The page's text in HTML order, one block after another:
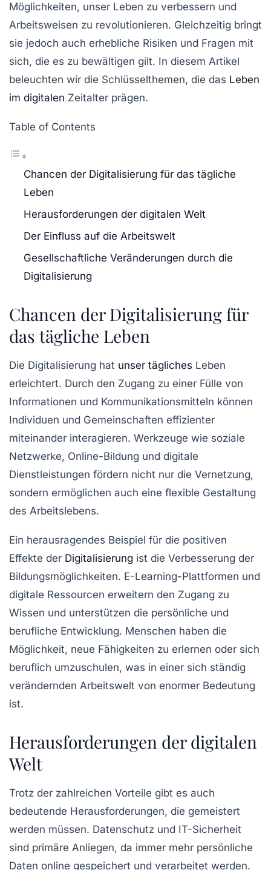
Möglichkeiten, unser Leben zu verbessern und
Arbeitsweisen zu revolutionieren. Gleichzeitig bringt
sie jedoch auch erhebliche Risiken und Fragen mit
sich, die es zu bewältigen gilt. In diesem Artikel
beleuchten wir die Schlüsselthemen, die das Leben
im digitalen Zeitalter prägen.
Table of Contents
Chancen der Digitalisierung für das tägliche
Leben
Herausforderungen der digitalen Welt
Der Einfluss auf die Arbeitswelt
Gesellschaftliche Veränderungen durch die
Digitalisierung
Chancen der Digitalisierung für
das tägliche Leben
Die Digitalisierung hat unser tägliches Leben
erleichtert. Durch den Zugang zu einer Fülle von
Informationen und Kommunikationsmitteln können
Individuen und Gemeinschaften effizienter
miteinander interagieren. Werkzeuge wie soziale
Netzwerke, Online-Bildung und digitale
Dienstleistungen fördern nicht nur die Vernetzung,
sondern ermöglichen auch eine flexible Gestaltung
des Arbeitslebens.
Ein herausragendes Beispiel für die positiven
Effekte der Digitalisierung ist die Verbesserung der
Bildungsmöglichkeiten. E-Learning-Plattformen und
digitale Ressourcen erweitern den Zugang zu
Wissen und unterstützen die persönliche und
berufliche Entwicklung. Menschen haben die
Möglichkeit, neue Fähigkeiten zu erlernen oder sich
beruflich umzuschulen, was in einer sich ständig
verändernden Arbeitswelt von enormer Bedeutung
ist.
Herausforderungen der digitalen
Welt
Trotz der zahlreichen Vorteile gibt es auch
bedeutende Herausforderungen, die gemeistert
werden müssen. Datenschutz und IT-Sicherheit
sind primäre Anliegen, da immer mehr persönliche
Daten online gespeichert und verarbeitet werden.